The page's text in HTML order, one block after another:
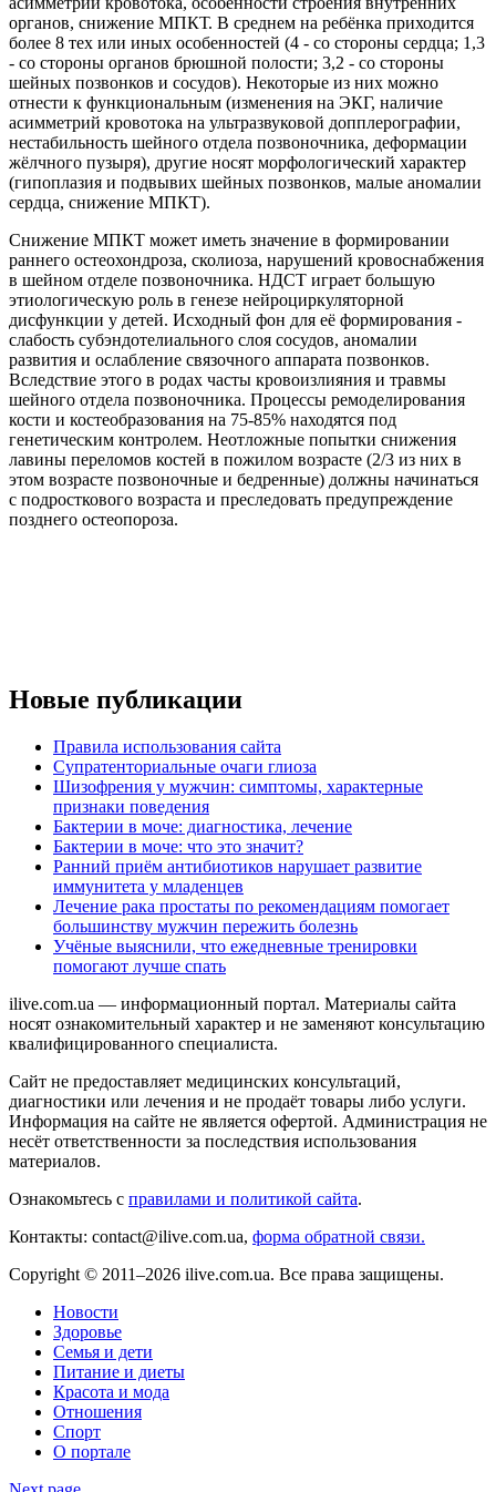
органов, снижение МПКТ. В среднем на ребёнка приходится
более 8 тех или иных особенностей (4 - со стороны сердца; 1,3
- со стороны органов брюшной полости; 3,2 - со стороны
шейных позвонков и сосудов). Некоторые из них можно
отнести к функциональным (изменения на ЭКГ, наличие
асимметрий кровотока на ультразвуковой допплерографии,
нестабильность шейного отдела позвоночника, деформации
жёлчного пузыря), другие носят морфологический характер
(гипоплазия и подвывих шейных позвонков, малые аномалии
сердца, снижение МПКТ).
Снижение МПКТ может иметь значение в формировании
раннего остеохондроза, сколиоза, нарушений кровоснабжения
в шейном отделе позвоночника. НДСТ играет большую
этиологическую роль в генезе нейроциркуляторной
дисфункции у детей. Исходный фон для её формирования -
слабость субэндотелиального слоя сосудов, аномалии
развития и ослабление связочного аппарата позвонков.
Вследствие этого в родах часты кровоизлияния и травмы
шейного отдела позвоночника. Процессы ремоделирования
кости и костеобразования на 75-85% находятся под
генетическим контролем. Неотложные попытки снижения
лавины переломов костей в пожилом возрасте (2/3 из них в
этом возрасте позвоночные и бедренные) должны начинаться
с подросткового возраста и преследовать предупреждение
позднего остеопороза.
Новые публикации
Правила использования сайта
Супратенториальные очаги глиоза
Шизофрения у мужчин: симптомы, характерные
признаки поведения
Бактерии в моче: диагностика, лечение
Бактерии в моче: что это значит?
Ранний приём антибиотиков нарушает развитие
иммунитета у младенцев
Лечение рака простаты по рекомендациям помогает
большинству мужчин пережить болезнь
Учёные выяснили, что ежедневные тренировки
помогают лучше спать
ilive.com.ua — информационный портал. Материалы сайта
носят ознакомительный характер и не заменяют консультацию
квалифицированного специалиста.
Сайт не предоставляет медицинских консультаций,
диагностики или лечения и не продаёт товары либо услуги.
Информация на сайте не является офертой. Администрация не
несёт ответственности за последствия использования
материалов.
Ознакомьтесь с правилами и политикой сайта.
Контакты: contact@ilive.com.ua, форма обратной связи.
Copyright © 2011–2026 ilive.com.ua. Все права защищены.
Новости
Здоровье
Семья и дети
Питание и диеты
Красота и мода
Отношения
Спорт
О портале